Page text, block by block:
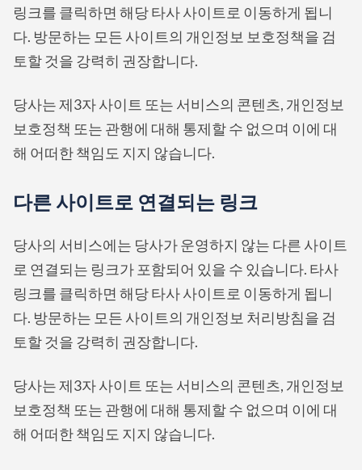
링크를 클릭하면 해당 타사 사이트로 이동하게 됩니
다. 방문하는 모든 사이트의 개인정보 보호정책을 검
토할 것을 강력히 권장합니다.
당사는 제3자 사이트 또는 서비스의 콘텐츠, 개인정보
보호정책 또는 관행에 대해 통제할 수 없으며 이에 대
해 어떠한 책임도 지지 않습니다.
다른 사이트로 연결되는 링크
당사의 서비스에는 당사가 운영하지 않는 다른 사이트
로 연결되는 링크가 포함되어 있을 수 있습니다. 타사
링크를 클릭하면 해당 타사 사이트로 이동하게 됩니
다. 방문하는 모든 사이트의 개인정보 처리방침을 검
토할 것을 강력히 권장합니다.
당사는 제3자 사이트 또는 서비스의 콘텐츠, 개인정보
보호정책 또는 관행에 대해 통제할 수 없으며 이에 대
해 어떠한 책임도 지지 않습니다.